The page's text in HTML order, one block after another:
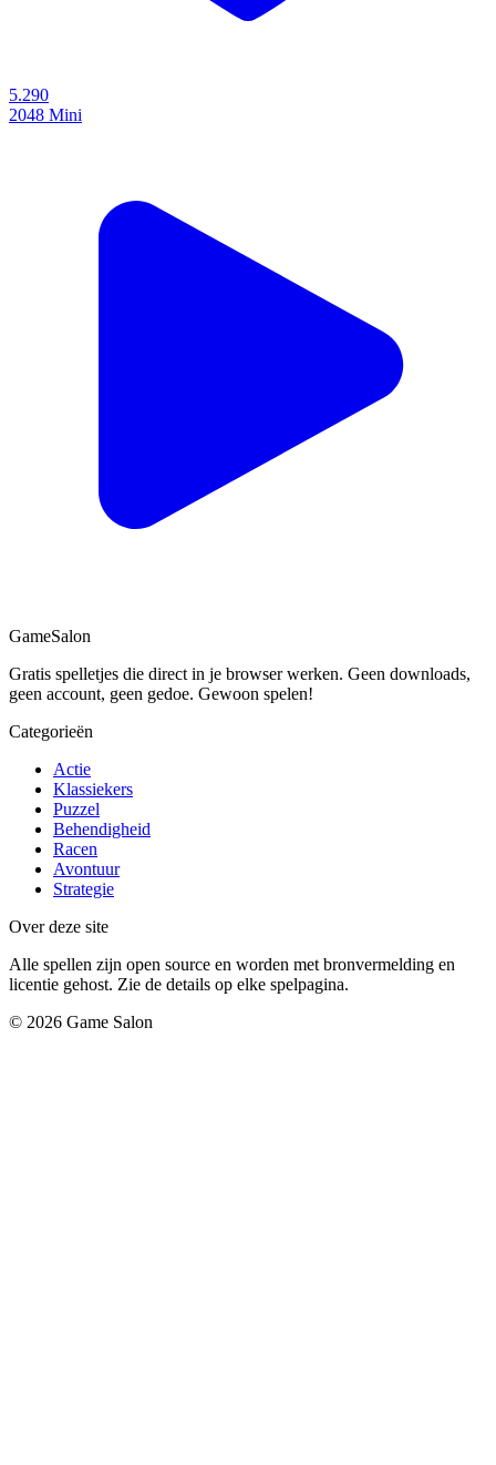
5.290
2048 Mini
GameSalon
Gratis spelletjes die direct in je browser werken. Geen downloads,
geen account, geen gedoe. Gewoon spelen!
Categorieën
Actie
Klassiekers
Puzzel
Behendigheid
Racen
Avontuur
Strategie
Over deze site
Alle spellen zijn open source en worden met bronvermelding en
licentie gehost. Zie de details op elke spelpagina.
© 2026 Game Salon